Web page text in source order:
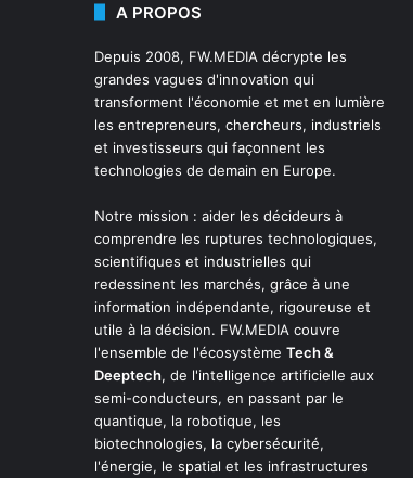
A PROPOS
Depuis 2008, FW.MEDIA décrypte les
grandes vagues d'innovation qui
transforment l'économie et met en lumière
les entrepreneurs, chercheurs, industriels
et investisseurs qui façonnent les
technologies de demain en Europe.
Notre mission : aider les décideurs à
comprendre les ruptures technologiques,
scientifiques et industrielles qui
redessinent les marchés, grâce à une
information indépendante, rigoureuse et
utile à la décision. FW.MEDIA couvre
l'ensemble de l'écosystème Tech &
Deeptech, de l'intelligence artificielle aux
semi-conducteurs, en passant par le
quantique, la robotique, les
biotechnologies, la cybersécurité,
l'énergie, le spatial et les infrastructures